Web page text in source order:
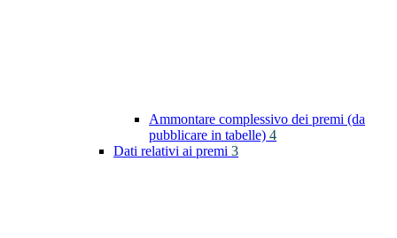
Ammontare complessivo dei premi (da
pubblicare in tabelle) 4
Dati relativi ai premi 3